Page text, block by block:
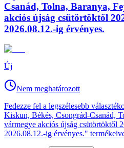
Csanád, Tolna, Baranya,
akciós újság csütörtöktől
2026.08.12.-ig érvényes.
Új
Nem meghatározott
Fedezze fel a legszélesebb
Kiskun, Békés, Csongrád-Csanád,
vármegye akciós újság csütörtöktől
2026.08.12.-ig érvényes."